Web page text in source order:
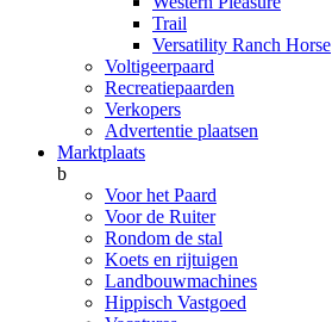
Trail
Versatility Ranch Horse
Voltigeerpaard
Recreatiepaarden
Verkopers
Advertentie plaatsen
Marktplaats
b
Voor het Paard
Voor de Ruiter
Rondom de stal
Koets en rijtuigen
Landbouwmachines
Hippisch Vastgoed